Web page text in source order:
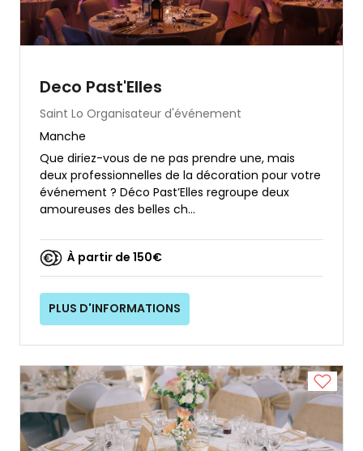
Deco Past'Elles
Saint Lo Organisateur d'événement
Manche
Que diriez-vous de ne pas prendre une, mais
deux professionnelles de la décoration pour votre
événement ? Déco Past’Elles regroupe deux
amoureuses des belles ch...
À partir de 150€
PLUS D'INFORMATIONS